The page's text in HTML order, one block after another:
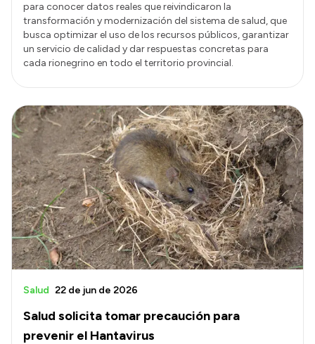
para conocer datos reales que reivindicaron la
transformación y modernización del sistema de salud, que
busca optimizar el uso de los recursos públicos, garantizar
un servicio de calidad y dar respuestas concretas para
cada rionegrino en todo el territorio provincial.
Salud solicita tomar precaución para
prevenir el Hantavirus
Salud 22 de jun de 2026